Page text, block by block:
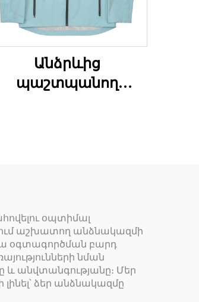
Անձրևից
պաշտպանող
օպտիմալ
աշխատող անձնակազմի
օգտագործման բարդ
նման
և անվտանգությանը։ Մեր
ձեր անձնակազմը